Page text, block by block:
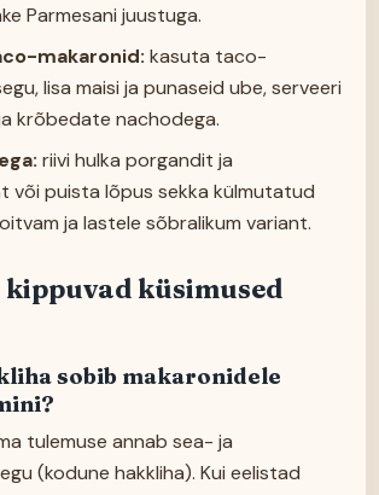
Parmesani juustuga.
makaronid: kasuta taco-
lisa maisi ja punaseid ube, serveeri
krõbedate nachodega.
riivi hulka porgandit ja
või puista lõpus sekka külmutatud
ja lastele sõbralikum variant.
küsimused
sobib makaronidele
tulemuse annab sea- ja
(kodune hakkliha). Kui eelistad